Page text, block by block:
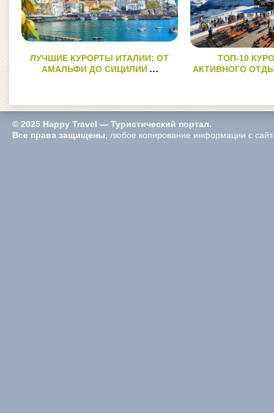
ЛУЧШИЕ КУРОРТЫ ИТАЛИИ: ОТ
АМАЛЬФИ ДО СИЦИЛИИ
ТОП-10
АКТИВНОГО
© 2025 Happy Travel — Туристический портал.
Все права защищены, любое копирование информации с